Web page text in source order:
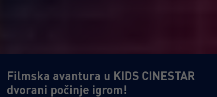
Filmska avantura u KIDS CINESTAR
dvorani počinje igrom!